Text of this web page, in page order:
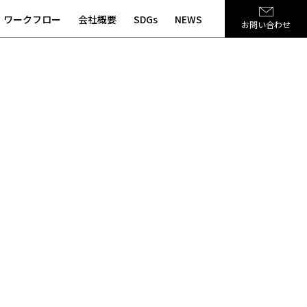
ワークフロー 会社概要 SDGs NEWS お問い合わせ